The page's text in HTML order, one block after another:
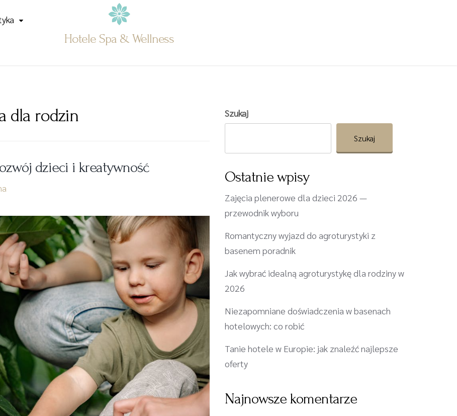
Hotele Spa & Wellness
dla rodzin
dzieci i kreatywność
Szukaj
Szukaj
Ostatnie wpisy
Zajęcia plenerowe dla dzieci 2026 —
przewodnik wyboru
Romantyczny wyjazd do agroturystyki z
basenem poradnik
Jak wybrać idealną agroturystykę dla rodziny w
2026
Niezapomniane doświadczenia w basenach
hotelowych: co robić
Tanie hotele w Europie: jak znaleźć najlepsze
oferty
Najnowsze komentarze